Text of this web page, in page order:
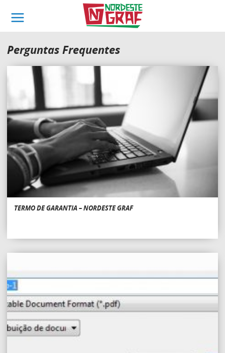
Perguntas Frequentes
TERMO DE GARANTIA – NORDESTE GRAF